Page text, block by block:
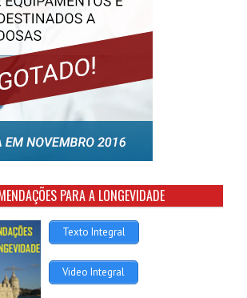
PARA A LONGEVIDADE
Texto Integral
Video Integral